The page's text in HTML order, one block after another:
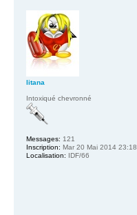
litana
Intoxiqué chevronné
Messages: 121
Inscription: Mar 20 Mai 2014 23:18
Localisation: IDF/66